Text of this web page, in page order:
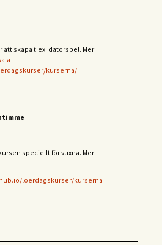
att skapa t.ex. datorspel. Mer
kurserna/
speciellt för vuxna. Mer
loerdagskurser/kurserna